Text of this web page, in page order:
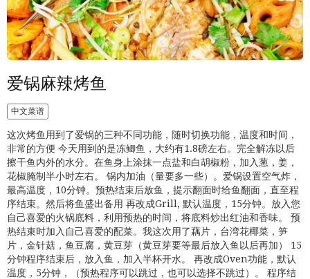
爱锅麻辣烤鱼
中文菜谱
这次烤鱼用到了爱锅的三种不同功能，随时切换功能，温度和时间，
非常的方便 今天用到的是冻鲫鱼，大约有1.8磅左右。完全解冻以后
擦干鱼内外的水分。在鱼身上涂抹一点盐和白胡椒粉，加入葱，姜，
花椒腌制半小时左右。 锅内加油（量要多一些）。爱锅设置空气炸，
最高温度，10分钟。预热结束后放鱼，提示翻面时给鱼翻面，直至程
序结束。然后将鱼盛出备用 再改成Grill, 默认温度，15分钟。放入您
自己喜爱的火锅底料，利用预热的时间，将底料炒出红油和香味。 预
热结束时加入自己喜爱的配菜。我这次用了藕片，台湾花椰菜，笋
片，金针菇，鱼豆腐，黄豆芽（黄豆芽要等最后放入鱼以后再加） 15
分钟程序结束后，放入鱼，加入半杯开水。 再改成Oven功能，默认
温度，5分钟，（预热程序可以跳过，也可以选择不跳过）。 程序结